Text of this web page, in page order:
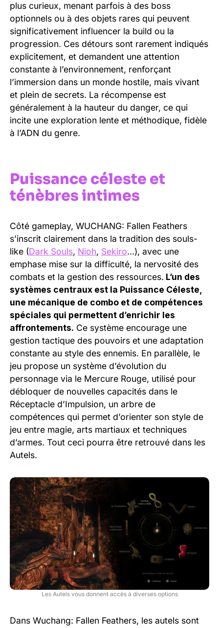
plus curieux, menant parfois à des boss
optionnels ou à des objets rares qui peuvent
significativement influencer la build ou la
progression. Ces détours sont rarement indiqués
explicitement, et demandent une attention
constante à l’environnement, renforçant
l’immersion dans un monde hostile, mais vivant
et plein de secrets. La récompense est
généralement à la hauteur du danger, ce qui
incite une exploration lente et méthodique, fidèle
à l’ADN du genre.
Puissance céleste et
ténèbres intimes
Côté gameplay, WUCHANG: Fallen Feathers
s’inscrit clairement dans la tradition des souls-
like (Dark Souls, Nioh, Sekiro…), avec une
emphase mise sur la difficulté, la nervosité des
combats et la gestion des ressources. L’un des
systèmes centraux est la Puissance Céleste,
une mécanique de combo et de compétences
spéciales qui permettent d’enrichir les
affrontements. Ce système encourage une
gestion tactique des pouvoirs et une adaptation
constante au style des ennemis. En parallèle, le
jeu propose un système d’évolution du
personnage via le Mercure Rouge, utilisé pour
débloquer de nouvelles capacités dans le
Réceptacle d’Impulsion, un arbre de
compétences qui permet d’orienter son style de
jeu entre magie, arts martiaux et techniques
d’armes. Tout ceci pourra être retrouvé dans les
Autels.
Les Autels vous donnent accès à diverses options
Dans Wuchang: Fallen Feathers, les autels sont